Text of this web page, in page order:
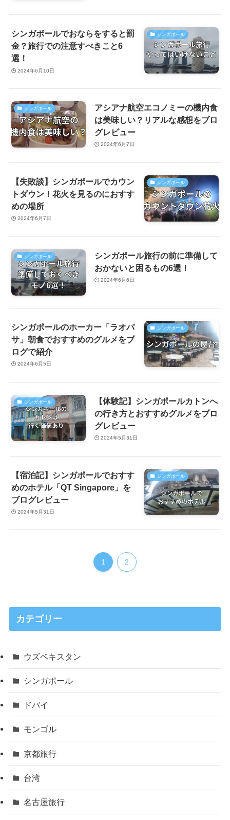
シンガポール
シンガポールでおならをすると罰
金？旅行での注意すべきこと6
選！
2024年6月10日
シンガポール
アシアナ航空エコノミーの機内食
は美味しい？リアルな感想をブロ
グレビュー
2024年6月7日
シンガポール
【失敗談】シンガポールでカウン
トダウン！花火を見るのにおすす
めの場所
2024年6月7日
シンガポール
シンガポール旅行の前に準備して
おかないと困るもの6選！
2024年6月6日
シンガポール
シンガポールのホーカー「ラオパ
サ」朝食でおすすめのグルメをブ
ログで紹介
2024年6月5日
シンガポール
【体験記】シンガポールカトンへ
の行き方とおすすめグルメをブロ
グレビュー
2024年5月31日
シンガポール
【宿泊記】シンガポールでおすす
めのホテル「QT Singapore」を
ブログレビュー
2024年5月31日
1 2
カテゴリー
ウズベキスタン
シンガポール
ドバイ
モンゴル
京都旅行
台湾
名古屋旅行